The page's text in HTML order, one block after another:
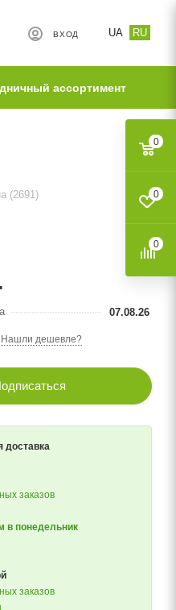
UA RU
ВХОД
ассортимент
(2691)
07.08.26
Нашли дешевле?
доставка
заказов
в понедельник
заказов
0
0
0